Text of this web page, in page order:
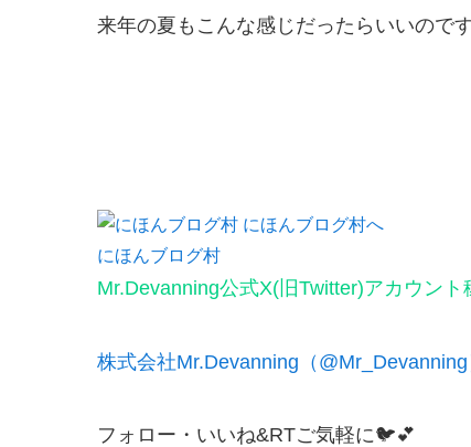
来年の夏もこんな感じだったらいいので
にほんブログ村
Mr.Devanning公式X(旧Twitter)アカウント
株式会社Mr.Devanning（
フォロー・いいね&RTご気軽に🐦💕